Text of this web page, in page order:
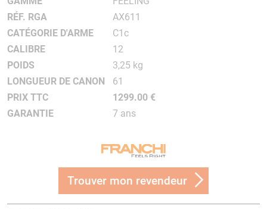
RÉF. RGA
AX611
CATÉGORIE D'ARME
C1c
CALIBRE
12
POIDS
3,25 kg
LONGUEUR DE CANON
61
PRIX TTC
1299.00 €
GARANTIE
7 ans
Trouver mon revendeur